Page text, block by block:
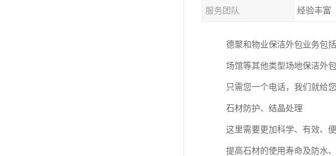
服务团队 经验丰富
德聚和物业保洁外包业务包
场馆等其他类型场地保洁外
只需您一个电话，我们就给
石材防护、结晶处理
这里需要更加科学、有效、
提高石材的使用寿命及防水